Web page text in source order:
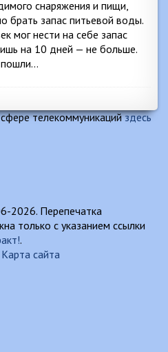
снаряжения и пищи,
брать запас питьевой воды.
мог нести на себе запас
на 10 дней — не больше.
телекоммуникацийздесь
2026. Перепечатка
только с указанием ссылки
.
Карта сайта